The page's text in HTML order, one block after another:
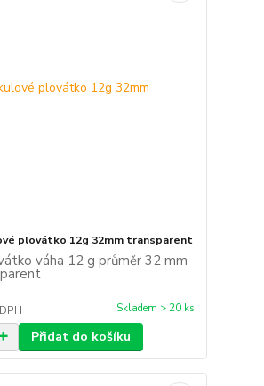
plovátko 12g 32mm transparent
váha 12 g průměr 32 mm
Skladem > 20 ks
Přidat do košíku